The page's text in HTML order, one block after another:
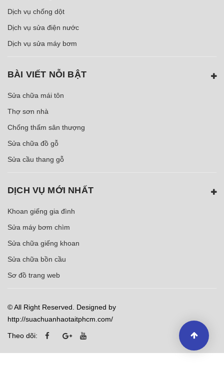
Dịch vụ chống dột
Dịch vụ sửa điện nước
Dịch vụ sửa máy bơm
BÀI VIẾT NỖI BẬT
Sửa chữa mái tôn
Thợ sơn nhà
Chống thấm sân thượng
Sửa chữa đồ gỗ
Sửa cầu thang gỗ
DỊCH VỤ MỚI NHẤT
Khoan giếng gia đình
Sửa máy bơm chìm
Sửa chữa giếng khoan
Sửa chữa bồn cầu
Sơ đồ trang web
© All Right Reserved. Designed by
http://suachuanhaotaitphcm.com/
Theo dõi: